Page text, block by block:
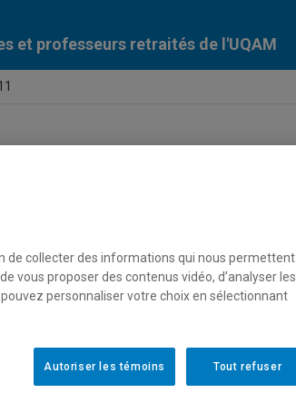
et professeurs retraités de l'UQAM
de collecter des informations qui nous permettent
vous proposer des contenus vidéo, d’analyser les
personnaliser votre choix en sélectionnant
Tout refuser
Autoriser les témoins